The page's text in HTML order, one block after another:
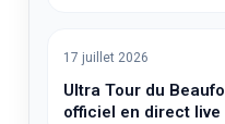
17 juillet 2026
Ultra Tour du
officiel en direct live